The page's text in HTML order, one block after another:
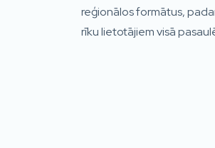
reģionālos formātus,
rīku lietotājiem visā